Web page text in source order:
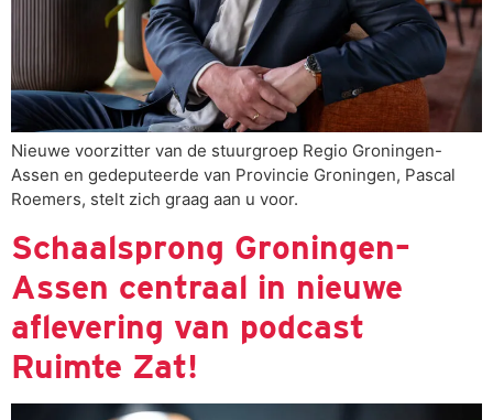
Nieuwe voorzitter van de stuurgroep Regio Groningen-
Assen en gedeputeerde van Provincie Groningen, Pascal
Roemers, stelt zich graag aan u voor.
Schaalsprong Groningen–
Assen centraal in nieuwe
aflevering van podcast
Ruimte Zat!